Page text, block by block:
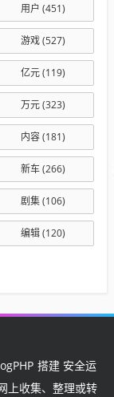
用户 (451)
游戏(527)
亿元(119)
万元(323)
内容(181)
新车(266)
剧集(106)
编辑(120)
搭建 安全运
收集、整理或转